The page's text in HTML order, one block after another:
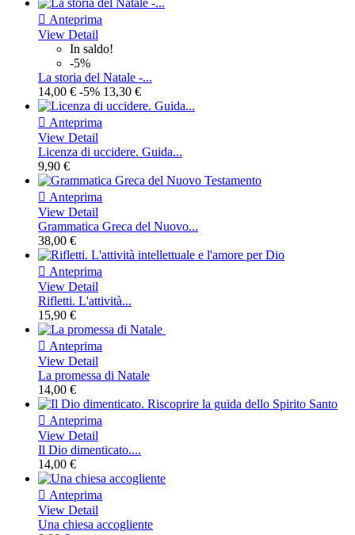
 Anteprima
View Detail
In saldo!
-5%
La storia del Natale -...
14,00 € -5% 13,30 €
 Anteprima
View Detail
Licenza di uccidere. Guida...
9,90 €
 Anteprima
View Detail
Grammatica Greca del Nuovo...
38,00 €
 Anteprima
View Detail
Rifletti. L'attività...
15,90 €
 Anteprima
View Detail
La promessa di Natale
14,00 €
 Anteprima
View Detail
Il Dio dimenticato....
14,00 €
 Anteprima
View Detail
Una chiesa accogliente